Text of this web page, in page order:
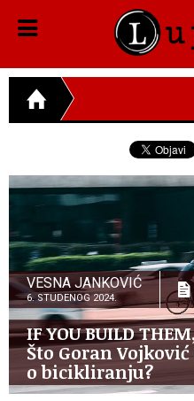
VESNA JANKOVIĆ
6. STUDENOG 2024.
IF YOU BUILD
Što Goran
o bicikliranju?